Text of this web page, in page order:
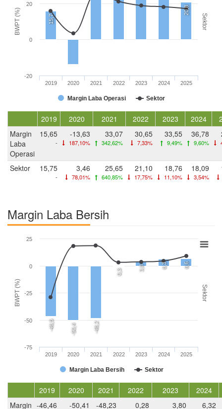
BWPT (%) Sektor
15,7
20,8
Margin Laba Operasi Sektor
2019 2020 2021 2022 2023 2024 2025
-20
0
20
2019 2020 2021 2022 2023 2024
Margin
Laba
Operasi
15,65
-
-13,63
187,10%
33,07
342,62%
30,65
7,33%
33,55
9,49%
36,78
9,60%
Sektor 15,75
-
3,46
78,01%
25,65
640,85%
21,10
17,75%
18,76
11,10%
18,09
3,54%
Margin Laba Bersih
BWPT (%) Sektor
-46,5 -50,4 -48,2
0,3
3,8 6,3 6,6
Margin Laba Bersih Sektor
2019 2020 2021 2022 2023 2024 2025
-75
-50
-25
0
25
2019 2020 2021 2022 2023
2024
Margin -46,46 -50,41 -48,23 0,28 3,80 6,32